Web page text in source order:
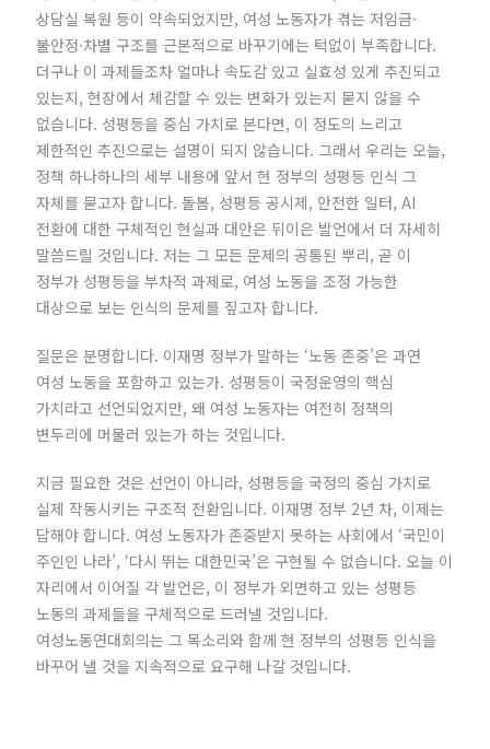
상담실 복원 등이 약속되었지만, 여성 노동자가 겪는 저임금·
불안정·차별 구조를 근본적으로 바꾸기에는 턱없이 부족합니다.
더구나 이 과제들조차 얼마나 속도감 있고 실효성 있게 추진되고
있는지, 현장에서 체감할 수 있는 변화가 있는지 묻지 않을 수
없습니다. 성평등을 중심 가치로 본다면, 이 정도의 느리고
제한적인 추진으로는 설명이 되지 않습니다. 그래서 우리는 오늘,
정책 하나하나의 세부 내용에 앞서 현 정부의 성평등 인식 그
자체를 묻고자 합니다. 돌봄, 성평등 공시제, 안전한 일터, AI
전환에 대한 구체적인 현실과 대안은 뒤이은 발언에서 더 자세히
말씀드릴 것입니다. 저는 그 모든 문제의 공통된 뿌리, 곧 이
정부가 성평등을 부차적 과제로, 여성 노동을 조정 가능한
대상으로 보는 인식의 문제를 짚고자 합니다.
질문은 분명합니다. 이재명 정부가 말하는 ‘노동 존중’은 과연
여성 노동을 포함하고 있는가. 성평등이 국정운영의 핵심
가치라고 선언되었지만, 왜 여성 노동자는 여전히 정책의
변두리에 머물러 있는가 하는 것입니다.
지금 필요한 것은 선언이 아니라, 성평등을 국정의 중심 가치로
실제 작동시키는 구조적 전환입니다. 이재명 정부 2년 차, 이제는
답해야 합니다. 여성 노동자가 존중받지 못하는 사회에서 ‘국민이
주인인 나라’, ‘다시 뛰는 대한민국’은 구현될 수 없습니다. 오늘 이
자리에서 이어질 각 발언은, 이 정부가 외면하고 있는 성평등
노동의 과제들을 구체적으로 드러낼 것입니다.
여성노동연대회의는 그 목소리와 함께 현 정부의 성평등 인식을
바꾸어 낼 것을 지속적으로 요구해 나갈 것입니다.